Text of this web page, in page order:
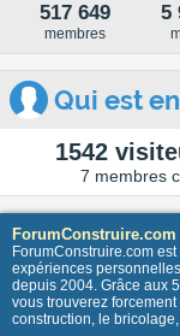
517 649
membres
5
Qui est
1542
7 membres
ForumConstruire.com
expériences
depuis 2004. Grâce aux
vous trouverez
construction, le